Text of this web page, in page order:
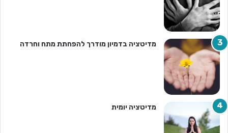
מדיטציה בדמיון מודרך להפחתת מתח וחרדה
מדיטציה יומית